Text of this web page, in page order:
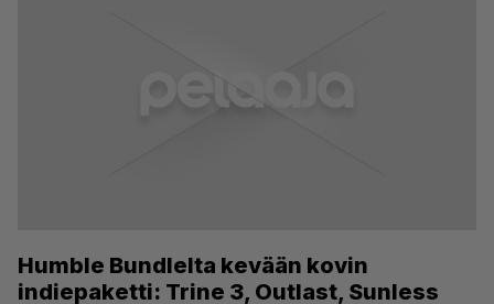
Humble Bundlelta kevään kovin
indiepaketti: Trine 3, Outlast, Sunless